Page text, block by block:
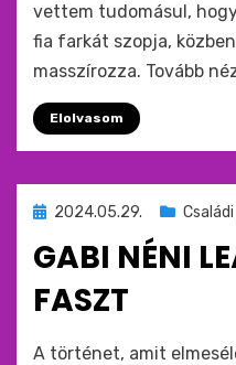
vettem tudomásul,
fia farkát szopja,
masszírozza. Tovább
Elolvasom
Beküldve
:
2024.05.29.
GABI NÉNI
FASZT
by monkey
A történet, amit